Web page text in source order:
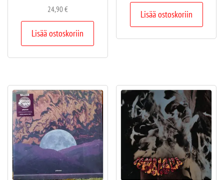
24,90€
Lisää ostoskoriin
Lisää ostoskoriin